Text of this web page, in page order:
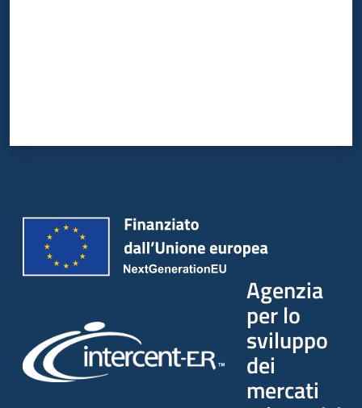
Agenzia
per lo
sviluppo
dei
mercati